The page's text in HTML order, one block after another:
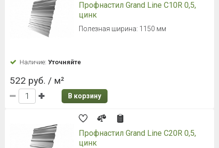
Профнастил Grand Line С10R 0,5,
цинк
Полезная ширина: 1150 мм
Наличие: Уточняйте
522 руб. / м²
В корзину
Профнастил Grand Line С20R 0,5,
цинк